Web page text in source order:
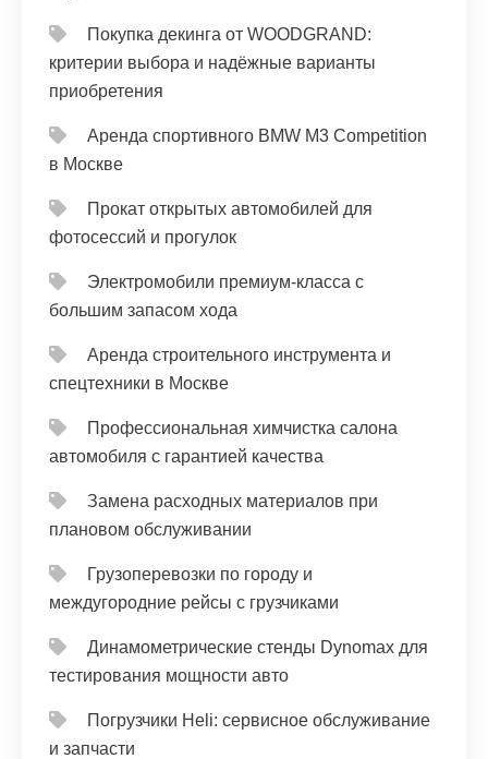
Покупка декинга от WOODGRAND:
критерии выбора и надёжные варианты
приобретения
Аренда спортивного BMW M3 Competition
в Москве
Прокат открытых автомобилей для
фотосессий и прогулок
Электромобили премиум-класса с
большим запасом хода
Аренда строительного инструмента и
спецтехники в Москве
Профессиональная химчистка салона
автомобиля с гарантией качества
Замена расходных материалов при
плановом обслуживании
Грузоперевозки по городу и
междугородние рейсы с грузчиками
Динамометрические стенды Dynomax для
тестирования мощности авто
Погрузчики Heli: сервисное обслуживание
и запчасти